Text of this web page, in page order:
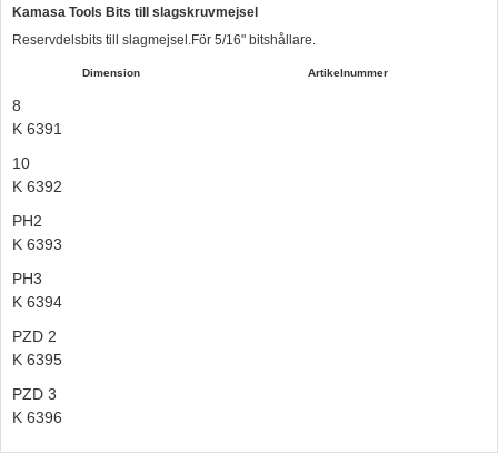
Hummertina
Varta - Batterier
Victron - Batteriladdare
Webasto - Dieselvärmare
Kamasa Tools - Verktyg
Thule - Takboxar
Thule - Lasthållare
Begagnade Motorer & Båtar
Kamasa Tools Bits till slagskruvmejsel
Reservdelsbits till slagmejsel.För 5/16" bitshållare.
Dimension Artikelnummer
8
K 6391
10
K 6392
PH2
K 6393
PH3
K 6394
PZD 2
K 6395
PZD 3
K 6396